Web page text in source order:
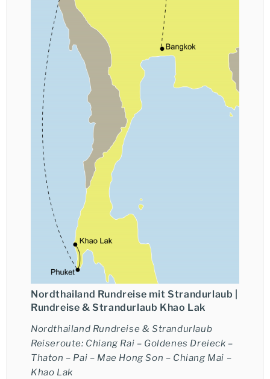
Nordthailand Rundreise mit Strandurlaub |
Rundreise & Strandurlaub Khao Lak
Nordthailand Rundreise & Strandurlaub
Reiseroute: Chiang Rai – Goldenes Dreieck –
Thaton – Pai – Mae Hong Son – Chiang Mai –
Khao Lak